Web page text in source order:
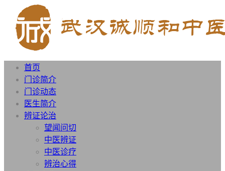
首页
门诊简介
门诊动态
医生简介
辨证论治
望闻问切
中医辨证
中医诊疗
辨治心得